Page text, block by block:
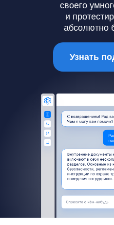
Узнать
своего
и
абсолютно